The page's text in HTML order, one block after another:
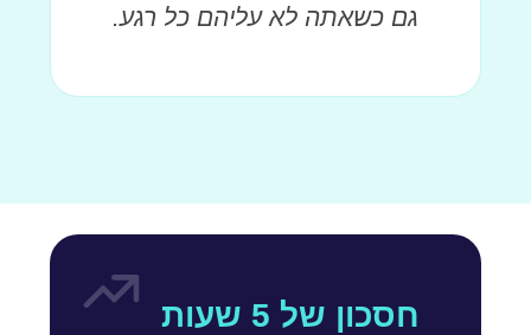
גם כשאתה לא עליהם כל רגע.
חסכון של 5 שעות